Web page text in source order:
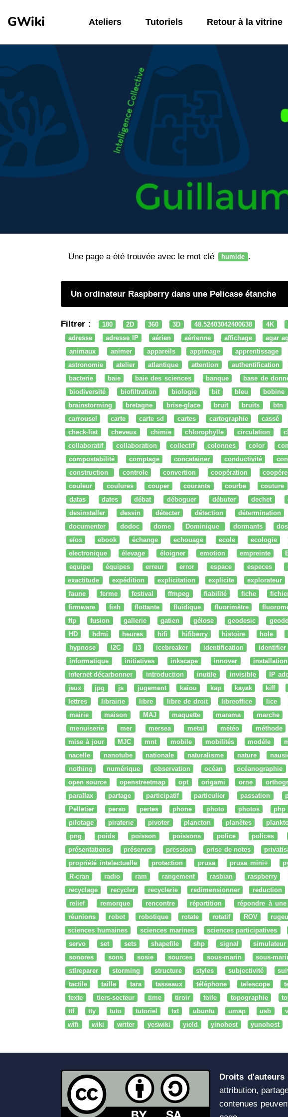
GWiki Ateliers Tutoriels Retour à la vitrine
Une page a été trouvée avec le mot clé humide .
Un ordinateur Raspberry dans une Pelicase étanche
Filtrer : 180 2D 360 3D 48.52403042400638 4K
adresse
adresse IP aérien aérienne affichage agar
animaux
animer appareils appimage apprentissage
astronomie
atelier atlantique attention authentification
bacterie
baie baie des sciences banque base de
biodiversité
biofiltration biologie bit bleu bobine
brainstorming
bretagne brise-glace bruit bruits btn
carrousel
carte carte sd cartes cartographie cassé
check-list
cheveux chimie chlorophylle circulation
collaboratif
collaboration collectif colonnes color
compostabilité
comptage concatainer conductivité
construction
controle convertion coopération
couleur
coulures couper courants courbe couture
datas
dates débat déboguer débuter dechet
desinstaller
dessin détecter détection détermination
documenter
dodoc dome Dominique dormants
e/os
ebook échange echouage ecole ecologie
electronique
élevage éloigner emotion empreinte
equipe
équipes erreur error espace especes
exactitude
expédition explicitation explicite explorateur
faune
ferme festival ffmpeg fiabilité fiche
firmware
fish flottante fluidique fluorimètre
ftp
fusion gallerie gatien gélose geodesic
HD
hdmi heures hifi hifiberry histoire hole
hypnose
I2C i3 icebreaker identification identifier
informatique
initiatives inkscape innover installation
internet décarbonner
introduction inutile invisible IP
jeux
jpg js jugement kaiou kap kayak kiff
lettres
librairie libre libre de droit libreoffice lice
mairie
maison MAJ maquette marama marche
menuiserie
mer mersea metal météo méthode
mise à jour
MJC mnt mobile mobilités modèle
nacelle
nanotube nationale naturalisme nature
nothing
numérique observation océan océanographie
open source
openstreetmap opt origami orne
parallax
partage participatif particulier passation
Pelletier
perso pertes phone photo photos php
pilotage
piraterie pivoter plancton planètes
png
poids poisson poissons police polices
présentations
préserver pression prise de notes
propriété intelectuelle
protection prusa prusa mini+
R-cran
radio ram rangement rasbian raspberry
recyclage
recycler recyclerie redimensionner reduction
relief
remorque rencontre répartition répondre à
réunions
robot robotique rotate rotatif ROV
sciences humaines
sciences marines sciences participatives
servo
set sets shapefile shp signal simulateur
sonores
sons sosie sources sous-marin sous-
stlreparer
storming structure styles subjectivité
tactile
taille tara tasseaux téléphone telescope
texte
tiers-secteur time tiroir toile topographie
ttf
tty tuto tutoriel txt ubuntu umap usb
wifi
wiki writer yeswiki yield yinohost yunohost
Droits d'auteurs
attribution,
contenues